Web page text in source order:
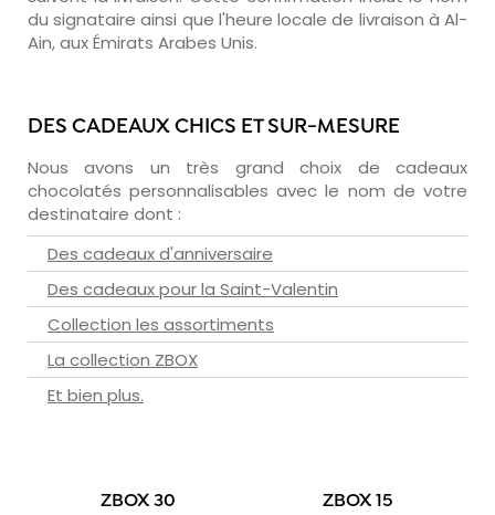
du signataire ainsi que l'heure locale de livraison à Al-
Ain, aux Émirats Arabes Unis.
DES CADEAUX CHICS ET SUR-MESURE
Nous avons un très grand choix de cadeaux
chocolatés personnalisables avec le nom de votre
destinataire dont :
Des cadeaux d'anniversaire
Des cadeaux pour la Saint-Valentin
Collection les assortiments
La collection ZBOX
Et bien plus.
ZBOX 30 ZBOX 15